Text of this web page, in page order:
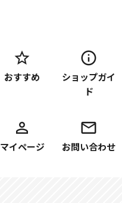
おすすめ
ショップガイ
ド
マイページ お問い合わせ